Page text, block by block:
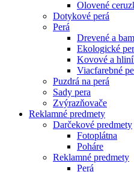
Olovené
Dotykové perá
Perá
Drevené a
Ekologické
Kovové a
Viacfarebné
Puzdrá na perá
Sady pera
Zvýrazňovače
Reklamné predmety
Darčekové predmety
Fotoplátna
Poháre
Reklamné predmety
Perá